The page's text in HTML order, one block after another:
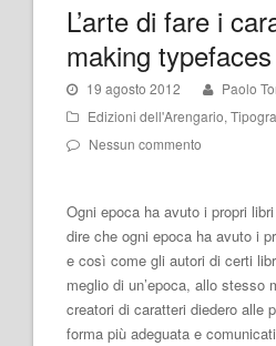
L’arte di fare i
making typefaces
19 agosto 2012
Paolo
Edizioni dell'Arengario,
Nessun commento
Ogni epoca ha avuto i propri
dire che ogni epoca ha avuto i
e così come gli autori di certi
meglio di un’epoca, allo stesso
creatori di caratteri diedero alle
forma più adeguata e